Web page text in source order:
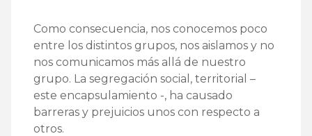
Como consecuencia, nos conocemos poco
entre los distintos grupos, nos aislamos y no
nos comunicamos más allá de nuestro
grupo. La segregación social, territorial –
este encapsulamiento -, ha causado
barreras y prejuicios unos con respecto a
otros.